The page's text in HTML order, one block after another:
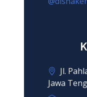
Jl.
Jawa